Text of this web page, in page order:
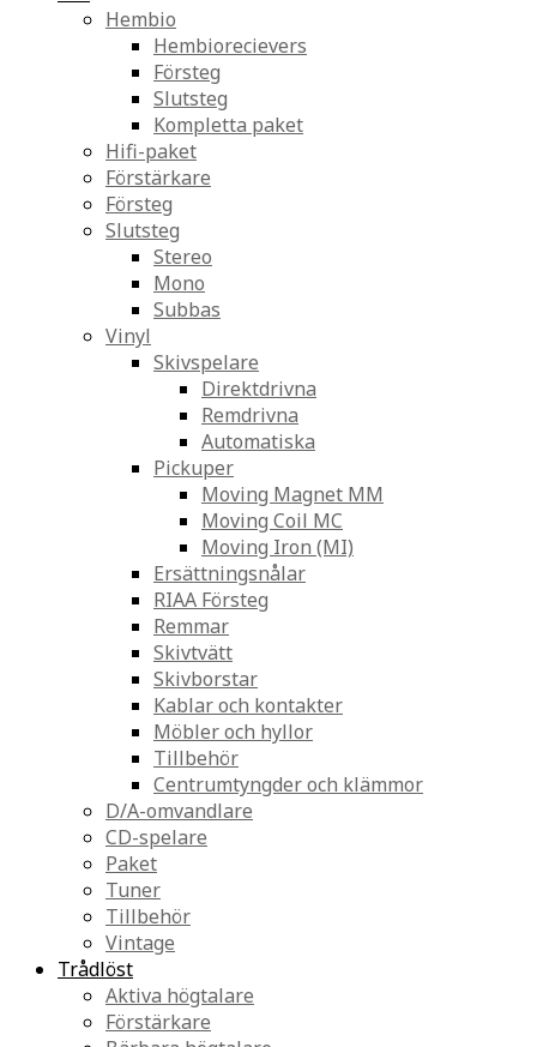
Hembio
Hembiorecievers
Försteg
Slutsteg
Kompletta paket
Hifi-paket
Förstärkare
Försteg
Slutsteg
Stereo
Mono
Subbas
Vinyl
Skivspelare
Direktdrivna
Remdrivna
Automatiska
Pickuper
Moving Magnet MM
Moving Coil MC
Moving Iron (MI)
Ersättningsnålar
RIAA Försteg
Remmar
Skivtvätt
Skivborstar
Kablar och kontakter
Möbler och hyllor
Tillbehör
Centrumtyngder och klämmor
D/A-omvandlare
CD-spelare
Paket
Tuner
Tillbehör
Vintage
Trådlöst
Aktiva högtalare
Förstärkare